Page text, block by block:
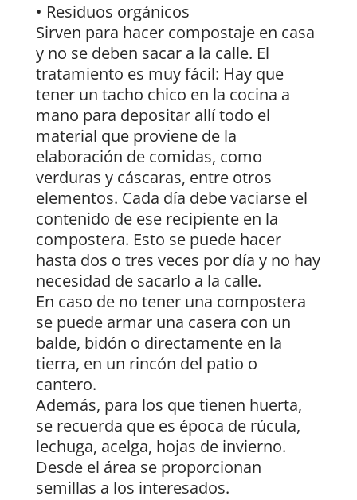
• Residuos orgánicos
Sirven para hacer compostaje en casa
y no se deben sacar a la calle. El
tratamiento es muy fácil: Hay que
tener un tacho chico en la cocina a
mano para depositar allí todo el
material que proviene de la
elaboración de comidas, como
verduras y cáscaras, entre otros
elementos. Cada día debe vaciarse el
contenido de ese recipiente en la
compostera. Esto se puede hacer
hasta dos o tres veces por día y no hay
necesidad de sacarlo a la calle.
En caso de no tener una compostera
se puede armar una casera con un
balde, bidón o directamente en la
tierra, en un rincón del patio o
cantero.
Además, para los que tienen huerta,
se recuerda que es época de rúcula,
lechuga, acelga, hojas de invierno.
Desde el área se proporcionan
semillas a los interesados.